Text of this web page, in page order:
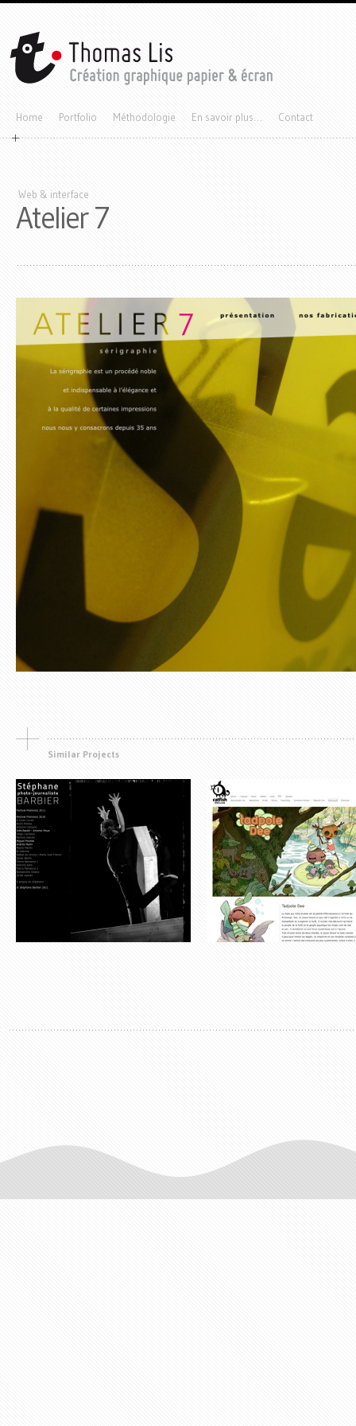
Home Portfolio Méthodologie En savoir plus… Contact
Web & interface
Atelier 7
Similar Projects
Catfish Deluxe